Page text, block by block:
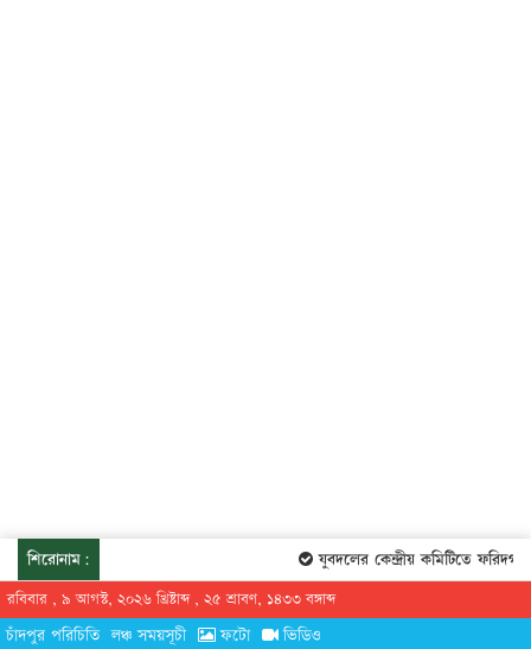
শিরোনাম: যুবদলের কেন্দ্রীয় কমিটিতে
রবিবার , ৯ আগস্ট, ২০২৬ খ্রিষ্টাব্দ , ২৫ শ্রাবণ, ১৪৩৩ বঙ্গাব্দ
চাঁদপুর পরিচিতি লঞ্চ সময়সূচী ফটো ভিডিও